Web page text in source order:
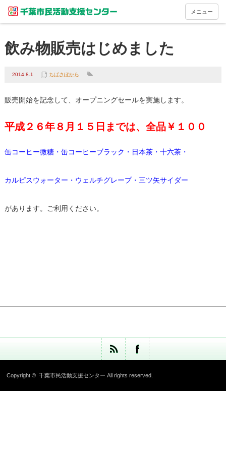
メニュー
飲み物販売はじめました
2014.8.1 ちばさぽから
販売開始を記念して、オープニングセールを実施します。
平成２６年８月１５日までは、全品￥１００
缶コーヒー微糖・缶コーヒーブラック・日本茶・十六茶・
カルピスウォーター・ウェルチグレープ・三ツ矢サイダー
があります。ご利用ください。
Copyright ©千葉市民活動支援センター All rights reserved.